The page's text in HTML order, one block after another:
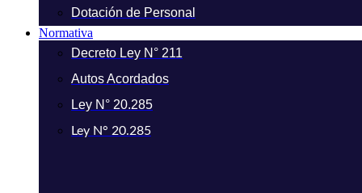
Dotación de Personal
Normativa
Decreto Ley N° 211
Autos Acordados
Ley N° 20.285
Ley N° 20.285